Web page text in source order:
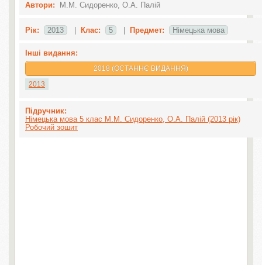
Автори: М.М. Сидоренко, О.А. Палій
Рік: 2013 Клас: 5 Предмет: Німецька мова
Інші видання:
2018 (ОСТАННЄ ВИДАННЯ)
2013
Підручник:
Німецька мова 5 клас М.М. Сидоренко, О.А. Палій (2013 рік)
Робочий зошит